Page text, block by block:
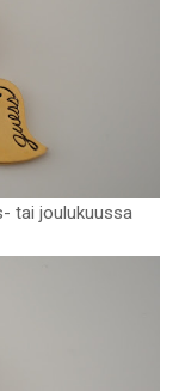
tai joulukuussa